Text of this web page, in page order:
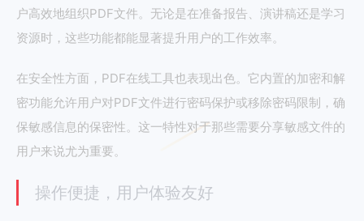
户高效地组织PDF文件。无论是在准备报告、演讲稿还是学习
资源时，这些功能都能显著提升用户的工作效率。
在安全性方面，PDF在线工具也表现出色。它内置的加密和解
密功能允许用户对PDF文件进行密码保护或移除密码限制，确
保敏感信息的保密性。这一特性对于那些需要分享敏感文件的
用户来说尤为重要。
操作便捷，用户体验友好